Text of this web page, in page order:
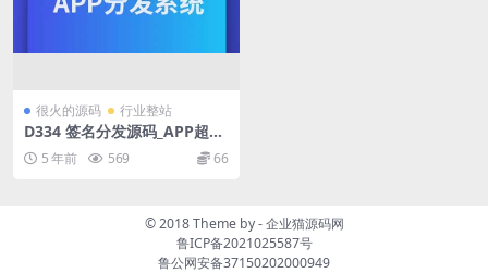
很火的源码 行业整站
D334 签名分发源码_APP超级
签名分发系统Linux版
5 年前 569 66
© 2018 Theme by -企业猫源码网
鲁ICP备2021025587号
鲁公网安备37150202000949